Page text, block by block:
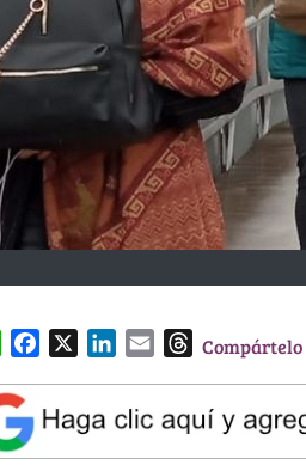
W
a
t
s
e
b
k
e
l
T
e
a
Compártelo